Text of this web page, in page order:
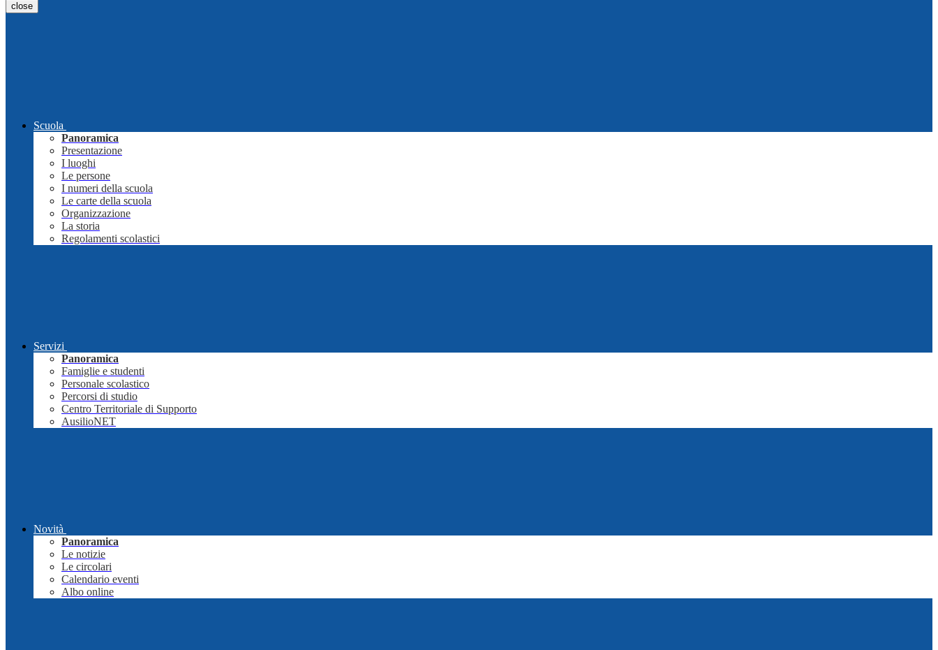
close
Scuola
Panoramica
Presentazione
I luoghi
Le persone
I numeri della scuola
Le carte della scuola
Organizzazione
La storia
Regolamenti scolastici
Servizi
Panoramica
Famiglie e studenti
Personale scolastico
Percorsi di studio
Centro Territoriale di Supporto
AusilioNET
Novità
Panoramica
Le notizie
Le circolari
Calendario eventi
Albo online